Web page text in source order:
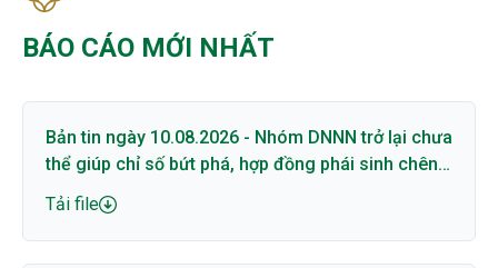
BÁO CÁO MỚI NHẤT
Bản tin ngày 10.08.2026 - Nhóm DNNN trở lại chưa
thể giúp chỉ số bứt phá, hợp đồng phái sinh chênh
lệch lớn với cơ sở
Tải file